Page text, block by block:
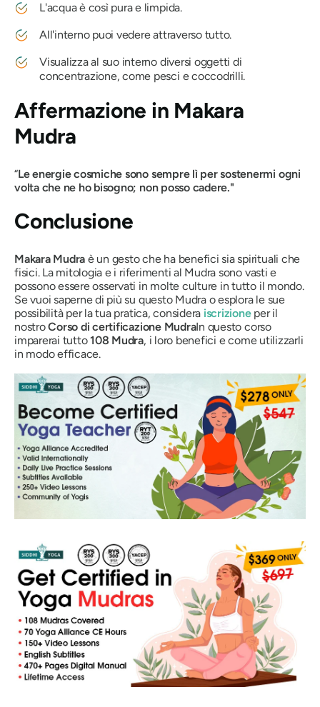
L'acqua è così pura e limpida.
All'interno puoi vedere attraverso tutto.
Visualizza al suo interno diversi oggetti di
concentrazione, come pesci e coccodrilli.
Affermazione in Makara
Mudra
“Le energie cosmiche sono sempre lì per sostenermi ogni
volta che ne ho bisogno; non posso cadere."
Conclusione
Makara Mudra è un gesto che ha benefici sia spirituali che
fisici. La mitologia e i riferimenti al Mudra sono vasti e
possono essere osservati in molte culture in tutto il mondo.
Se vuoi saperne di più su questo Mudrao esplora le sue
possibilità per la tua pratica, considera iscrizioneper il
nostroCorso di certificazione MudraIn questo corso
imparerai tutto108 Mudra, i loro benefici e come utilizzarli
in modo efficace.